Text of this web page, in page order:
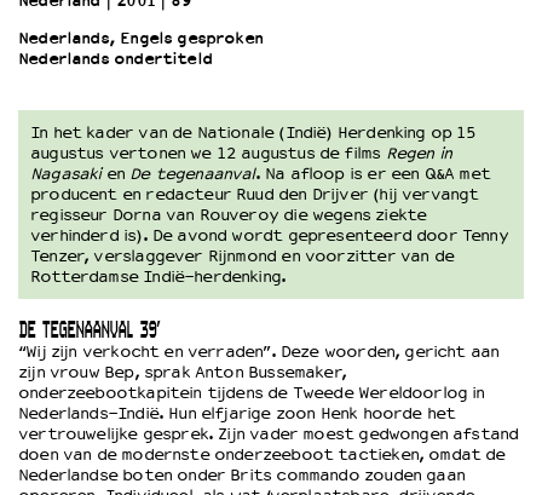
OVER LANTARENVENSTER
Werken bij
Wie is wie
Word vriend
Historie
Partners
Huisregels
Privacyverklaring
Integriteits- en gedragscode
Duurzaamheid
Culturele boycot Israël
Ruimte voor artistieke vrijheid – VNPF
Nederlands, Engels gesproken
Nederlands ondertiteld
In het kader van de Nationale (Indië) Herdenking op 15
augustus vertonen we 12 augustus de films Regen in
Nagasakien De tegenaanval. Na afloop is er een Q&A met
producent en redacteur Ruud den Drijver (hij vervangt
regisseur Dorna van Rouveroy die wegens ziekte
verhinderd is). De avond wordt gepresenteerd door Tenny
Tenzer, verslaggever Rijnmond en voorzitter van de
Rotterdamse Indië-herdenking.
DE TEGENAANVAL 39′
“Wij zijn verkocht en verraden”. Deze woorden, gericht aan
zijn vrouw Bep, sprak Anton Bussemaker,
onderzeebootkapitein tijdens de Tweede Wereldoorlog in
Nederlands-Indië. Hun elfjarige zoon Henk hoorde het
vertrouwelijke gesprek. Zijn vader moest gedwongen afstand
doen van de modernste onderzeeboot tactieken, omdat de
Nederlandse boten onder Brits commando zouden gaan